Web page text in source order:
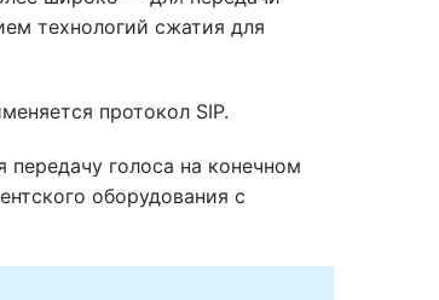
технологий сжатия для
протокол SIP.
голоса на конечном
оборудования с